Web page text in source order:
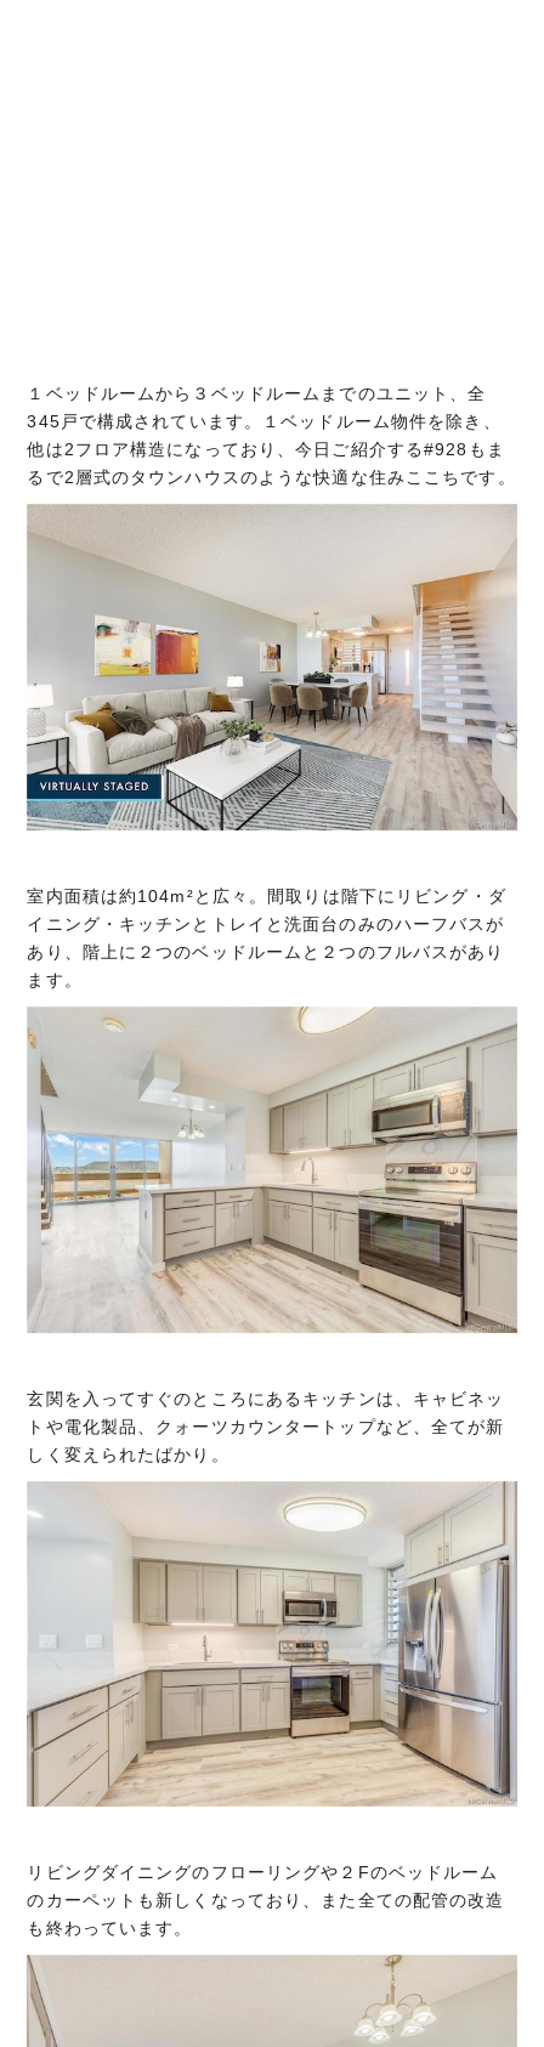
１ベッドルームから３ベッドルームまでのユニット、全
345戸で構成されています。１ベッドルーム物件を除き、
他は2フロア構造になっており、今日ご紹介する#928もま
るで2層式のタウンハウスのような快適な住みここちです。
室内面積は約104m²と広々。間取りは階下にリビング・ダ
イニング・キッチンとトレイと洗面台のみのハーフバスが
あり、階上に２つのベッドルームと２つのフルバスがあり
ます。
玄関を入ってすぐのところにあるキッチンは、キャビネッ
トや電化製品、クォーツカウンタートップなど、全てが新
しく変えられたばかり。
リビングダイニングのフローリングや２Fのベッドルーム
のカーペットも新しくなっており、また全ての配管の改造
も終わっています。